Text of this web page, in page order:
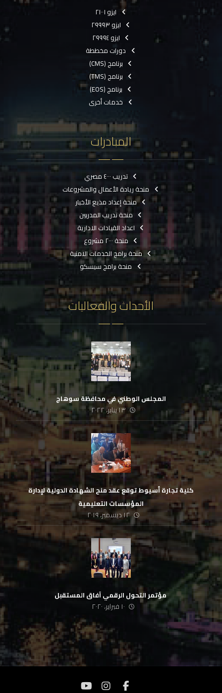
ايزو ٢١٠٠١
ايزو ٢٩٩٩٣
ايزو ٢٩٩٩٤
دورات مخططة
برنامج (CMS)
برنامج (TMS)
برنامج (EOS)
خدمات أخرى
المبادرات
تدريب ٤٠٠٠ مصري
منحة ريادة الأعمال والمشروعات
منحة إعداد مذيع الأخبار
منحة تدريب المدربين
اعداد القيادات الادارية
منحة ٢٠٠٠ مشروع
منحة برامج الخدمات الامنية
منحة برامج سيسكو
الأحداث والفعاليات
المجلس الوطني في محافظة سوهاج
١٣ يناير، ٢٠٢٢
كلية تجارة أسيوط توقع عقد منح الشهادة الدولية لإدارة
المؤسسات التعليمية
١٢ ديسمبر، ٢٠١٩
‏ مؤتمر التحول الرقمي آفاق المستقبل
١٠ فبراير، ٢٠٢٠